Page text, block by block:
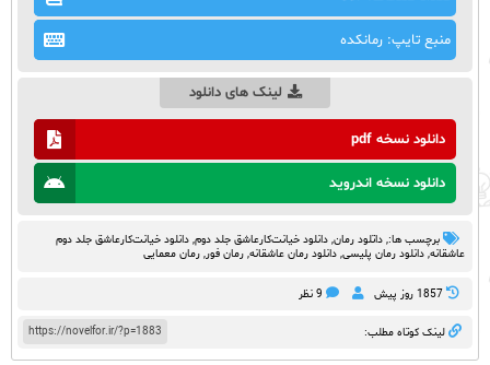
منبع تایپ: رمانکده
لینک های دانلود
دانلود نسخه pdf
دانلود نسخه اندروید
برچسب ها:, داتلود رمان, دانلود خیانت‌کارعاشق جلد دوم, دانلود خیانت‌کارعاشق جلد دوم
عاشقانه, دانلود رمان پلیسی, دانلود رمان عاشقانه, رمان فور, رمان معمایی
1857 روز پيش 9 نظر
https://novelfor.ir/?p=1883 لینک کوتاه مطلب: